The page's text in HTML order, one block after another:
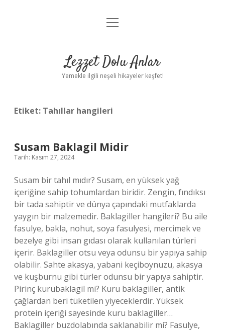
Anasayfa
Yasal Uyarı
menüyü
Lezzet Dolu Anlar
Yemekle ilgili neşeli hikayeler keşfet!
Etiket: Tahıllar hangileri
Susam Baklagil Midir
Tarih: Kasım 27, 2024
Susam bir tahıl mıdır? Susam, en yüksek yağ
içeriğine sahip tohumlardan biridir. Zengin, fındıksı
bir tada sahiptir ve dünya çapındaki mutfaklarda
yaygın bir malzemedir. Baklagiller hangileri? Bu aile
fasulye, bakla, nohut, soya fasulyesi, mercimek ve
bezelye gibi insan gıdası olarak kullanılan türleri
içerir. Baklagiller otsu veya odunsu bir yapıya sahip
olabilir. Sahte akasya, yabani keçiboynuzu, akasya
ve kuşburnu gibi türler odunsu bir yapıya sahiptir.
Pirinç kurubaklagil mi? Kuru baklagiller, antik
çağlardan beri tüketilen yiyeceklerdir. Yüksek
protein içeriği sayesinde kuru baklagiller…
Baklagiller buzdolabında saklanabilir mi? Fasulye,